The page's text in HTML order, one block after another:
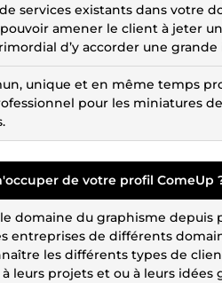
services existants dans votre
amener le client à jeter
d’y accorder une
unique et en même temps
pour les miniatures
de votre profil ComeUp
domaine du graphisme depuis
de différents
les différents types de
leurs projets et ou à leurs idées